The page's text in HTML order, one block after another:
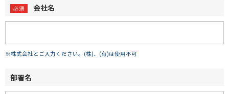
会社名
※株式会社とご入力ください。(株)、(有)は使用不可
部署名